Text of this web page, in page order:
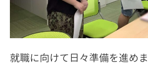
就職に向けて日々準備を進めま